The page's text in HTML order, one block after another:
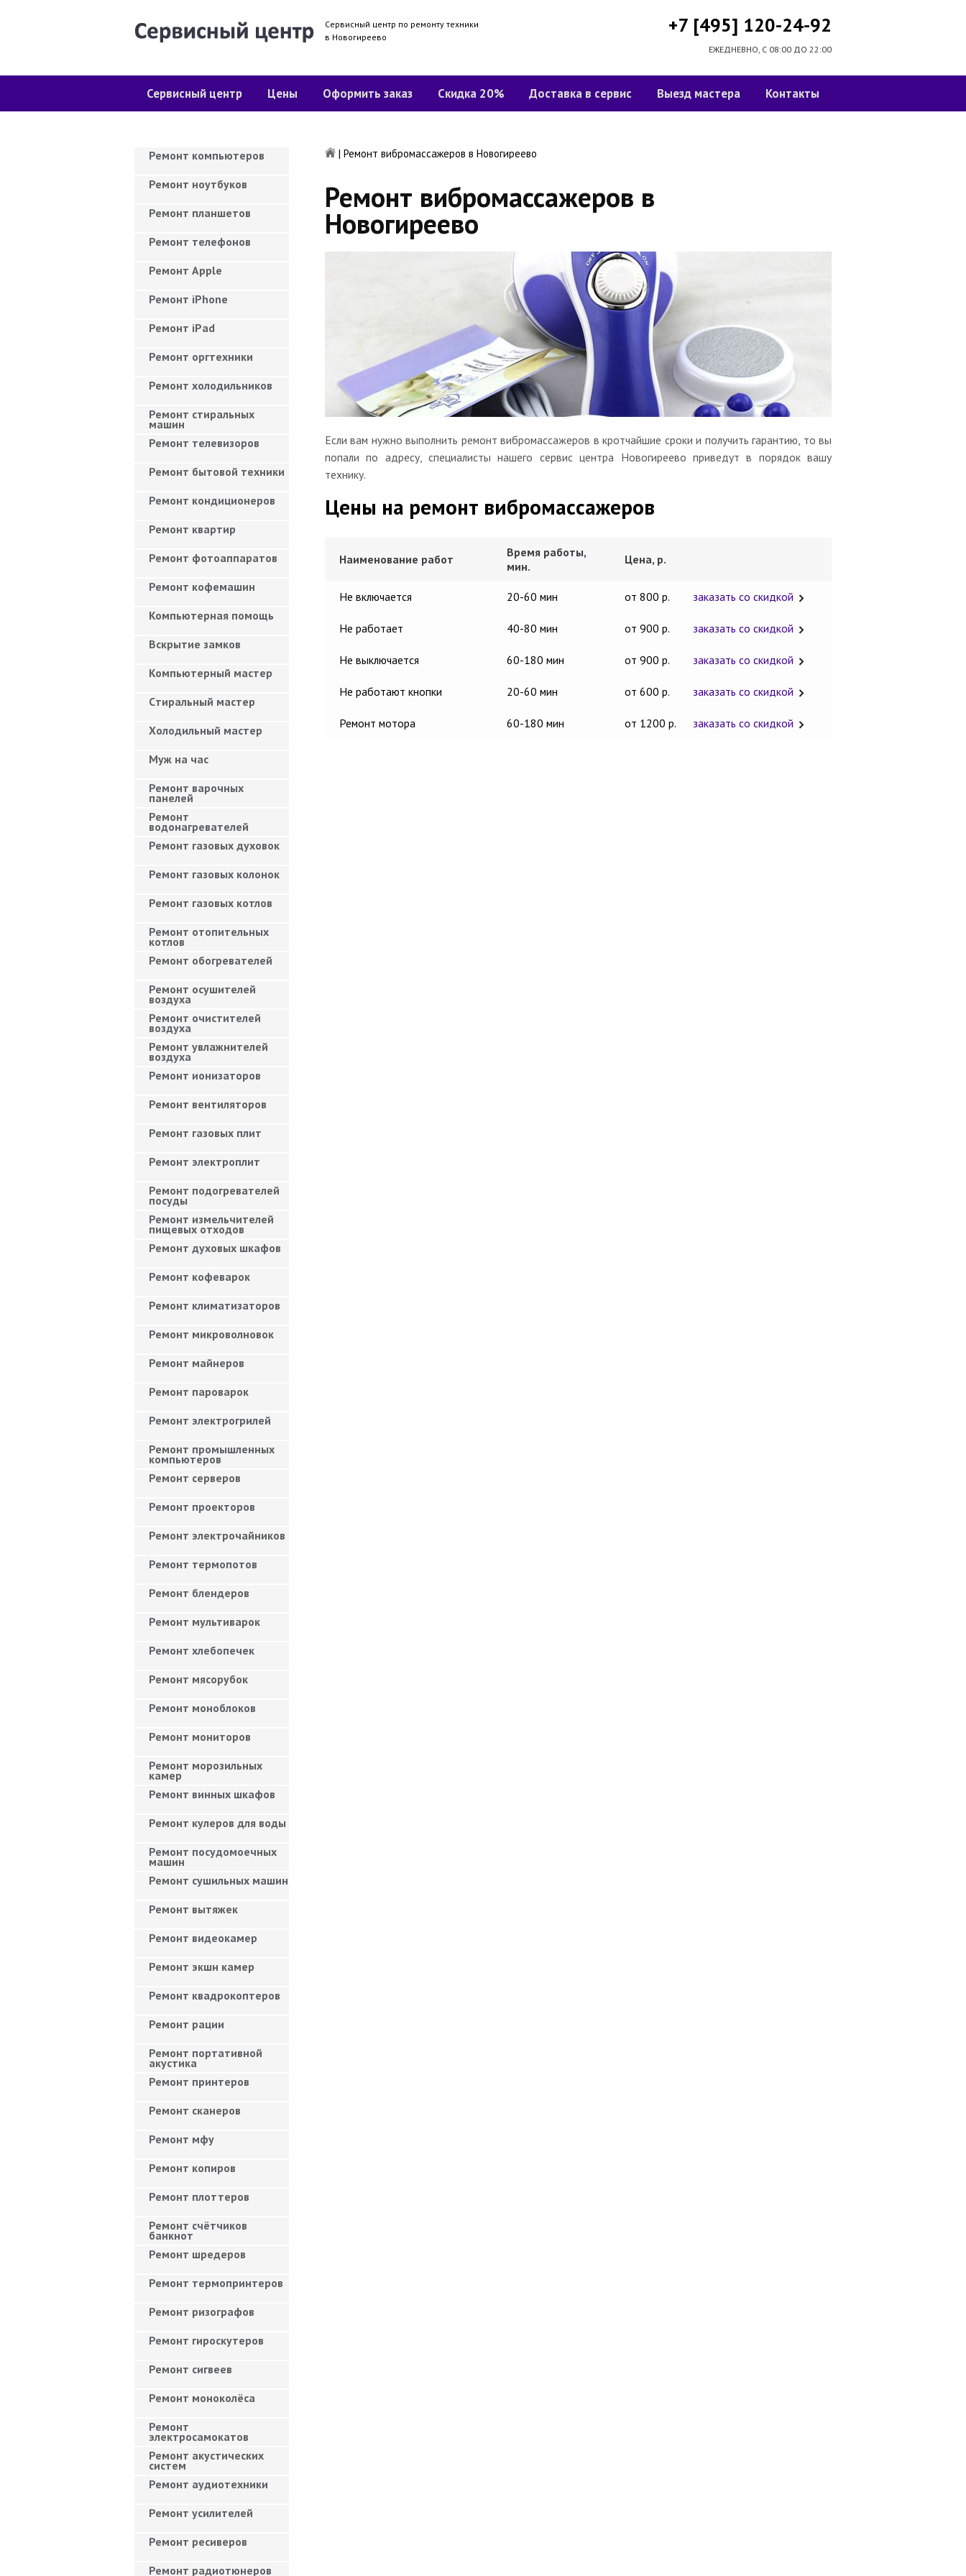
Сервисный центр по ремонту техники
в Новогиреево
+7 [495] 120-24-92
ЕЖЕДНЕВНО, С 08:00 ДО 22:00
Сервисный центр Цены Оформить заказ Скидка 20% Доставка в сервис Выезд мастера Контакты
| Ремонт вибромассажеров в Новогиреево
Ремонт вибромассажеров в
Новогиреево
Если вам нужно выполнить ремонт вибромассажеров в кротчайшие сроки и получить гарантию, то вы
попали по адресу, специалисты нашего сервис центра Новогиреево приведут в порядок вашу
технику.
Цены на ремонт вибромассажеров
Наименование работ
Время работы,
мин.
Цена, р.
Не включается 20-60 мин от 800 р. заказать со скидкой
Не работает 40-80 мин от 900 р. заказать со скидкой
Не выключается 60-180 мин от 900 р. заказать со скидкой
Не работают кнопки 20-60 мин от 600 р. заказать со скидкой
Ремонт мотора 60-180 мин от 1200 р. заказать со скидкой
Ремонт компьютеров
Ремонт ноутбуков
Ремонт планшетов
Ремонт телефонов
Ремонт Apple
Ремонт iPhone
Ремонт iPad
Ремонт оргтехники
Ремонт холодильников
Ремонт стиральных
машин
Ремонт телевизоров
Ремонт бытовой техники
Ремонт кондиционеров
Ремонт квартир
Ремонт фотоаппаратов
Ремонт кофемашин
Компьютерная помощь
Вскрытие замков
Компьютерный мастер
Cтиральный мастер
Холодильный мастер
Муж на час
Ремонт варочных
панелей
Ремонт
водонагревателей
Ремонт газовых духовок
Ремонт газовых колонок
Ремонт газовых котлов
Ремонт отопительных
котлов
Ремонт обогревателей
Ремонт осушителей
воздуха
Ремонт очистителей
воздуха
Ремонт увлажнителей
воздуха
Ремонт ионизаторов
Ремонт вентиляторов
Ремонт газовых плит
Ремонт электроплит
Ремонт подогревателей
посуды
Ремонт измельчителей
пищевых отходов
Ремонт духовых шкафов
Ремонт кофеварок
Ремонт климатизаторов
Ремонт микроволновок
Ремонт майнеров
Ремонт пароварок
Ремонт электрогрилей
Ремонт промышленных
компьютеров
Ремонт серверов
Ремонт проекторов
Ремонт электрочайников
Ремонт термопотов
Ремонт блендеров
Ремонт мультиварок
Ремонт хлебопечек
Ремонт мясорубок
Ремонт моноблоков
Ремонт мониторов
Ремонт морозильных
камер
Ремонт винных шкафов
Ремонт кулеров для воды
Ремонт посудомоечных
машин
Ремонт сушильных машин
Ремонт вытяжек
Ремонт видеокамер
Ремонт экшн камер
Ремонт квадрокоптеров
Ремонт рации
Ремонт портативной
акустика
Ремонт принтеров
Ремонт сканеров
Ремонт мфу
Ремонт копиров
Ремонт плоттеров
Ремонт счётчиков
банкнот
Ремонт шредеров
Ремонт термопринтеров
Ремонт ризографов
Ремонт гироскутеров
Ремонт сигвеев
Ремонт моноколёса
Ремонт
электросамокатов
Ремонт акустических
систем
Ремонт аудиотехники
Ремонт усилителей
Ремонт ресиверов
Ремонт радиотюнеров